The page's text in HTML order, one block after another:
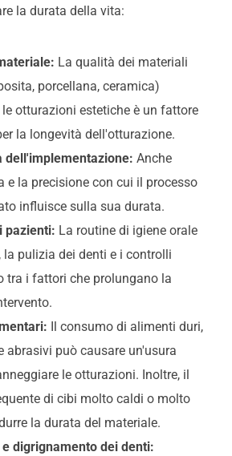
la durata della vita:
La qualità dei materiali
porcellana, ceramica)
otturazioni estetiche è un fattore
la longevità dell'otturazione.
dell'implementazione: Anche
e la precisione con cui il processo
influisce sulla sua durata.
pazienti: La routine di igiene orale
la pulizia dei denti e i controlli
tra i fattori che prolungano la
Il consumo di alimenti duri,
abrasivi può causare un'usura
le otturazioni. Inoltre, il
di cibi molto caldi o molto
la durata del materiale.
digrignamento dei denti: